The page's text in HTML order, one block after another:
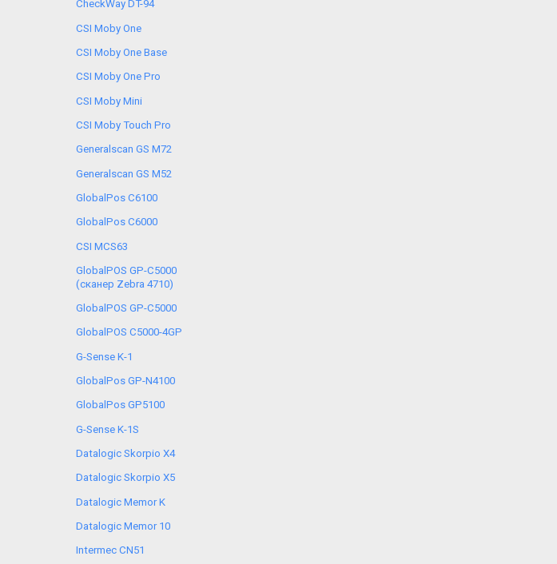
CheckWay DT-94
CSI Moby One
CSI Moby One Base
CSI Moby One Pro
CSI Moby Mini
CSI Moby Touch Pro
Generalscan GS M72
Generalscan GS M52
GlobalPos C6100
GlobalPos C6000
CSI MCS63
GlobalPOS GP-C5000
(сканер Zebra 4710)
GlobalPOS GP-C5000
GlobalPOS C5000-4GP
G-Sense K-1
GlobalPos GP-N4100
GlobalPos GP5100
G-Sense K-1S
Datalogic Skorpio X4
Datalogic Skorpio X5
Datalogic Memor K
Datalogic Memor 10
Intermec CN51